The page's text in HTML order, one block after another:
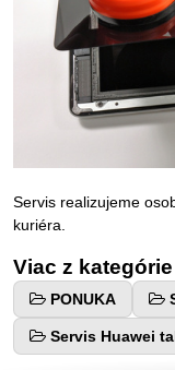
Servis realizujeme
kuriéra.
Viac z kategórie
PONUKA
Servis Huawei